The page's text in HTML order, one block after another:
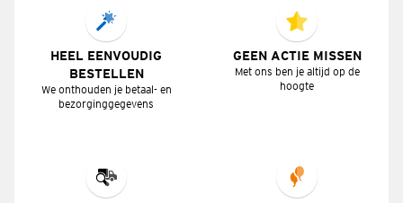
HEEL EENVOUDIG
BESTELLEN
We onthouden je betaal- en
bezorginggegevens
GEEN ACTIE MISSEN
Met ons ben je altijd op de
hoogte